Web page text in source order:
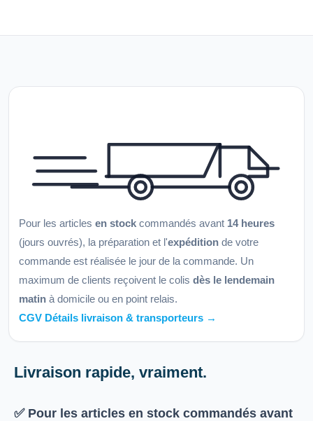
Pour les articles en stock commandés avant 14 heures
(jours ouvrés), la préparation et l'expédition de votre
commande est réalisée le jour de la commande. Un
maximum de clients reçoivent le colis dès le lendemain
matin à domicile ou en point relais.
CGV Détails livraison & transporteurs →
Livraison rapide, vraiment.
✅ Pour les articles en stock commandés avant